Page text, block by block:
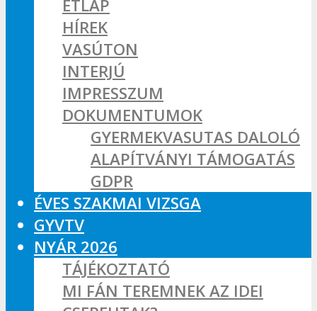
ÉTLAP
HÍREK
VASÚTON
INTERJÚ
IMPRESSZUM
DOKUMENTUMOK
GYERMEKVASUTAS DALOLÓ
ALAPÍTVÁNYI TÁMOGATÁS
GDPR
ÉVES SZAKMAI VIZSGA
GYVTV
NYÁR 2026
TÁJÉKOZTATÓ
MI FÁN TEREMNEK AZ IDEI